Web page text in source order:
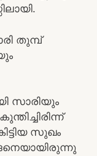
തുമ്പ്
സാരിയും
സുഖം